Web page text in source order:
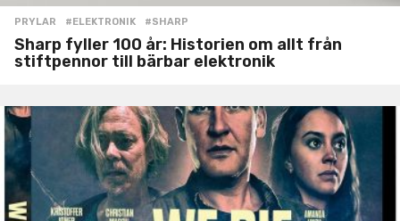
PRYLAR #ELEKTRONIK ,#SHARP
Sharp fyller 100 år: Historien om allt från
stiftpennor till bärbar elektronik